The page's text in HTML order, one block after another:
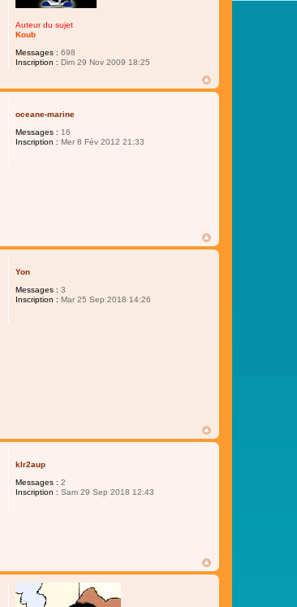
Auteur du sujet
Koub
Messages : 698
Inscription : Dim 29 Nov 2009 18:25
oceane-marine
Messages : 16
Inscription : Mer 8 Fév 2012 21:33
Yon
Messages : 3
Inscription : Mar 25 Sep 2018 14:26
klr2aup
Messages : 2
Inscription : Sam 29 Sep 2018 12:43